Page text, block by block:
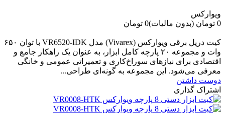
ویوارکس
0 تومان
(بدون مالیات)0 تومان
کیت دریل برقی ویوارکس (Vivarex) مدل VR6520-IDK با توان ۶۵۰
وات و مجموعه ۲۰ پارچه کامل ابزار، به عنوان یک راهکار جامع و
اقتصادی برای نیازهای سوراخ‌کاری و تعمیراتی عمومی و خانگی
معرفی می‌شود. این مجموعه به گونه‌ای طراحی...
دوست داشتن
اشتراک گذاری